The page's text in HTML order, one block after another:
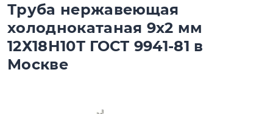
Труба нержавеющая
холоднокатаная 9х2 мм
12Х18Н10Т ГОСТ 9941-81 в
Москве